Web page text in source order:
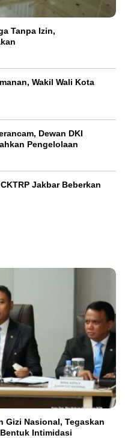
Tanpa Izin,
Wakil Wali Kota
Dewan DKI
Pengelolaan
Jakbar Beberkan
Gizi Nasional, Tegaskan
Intimidasi